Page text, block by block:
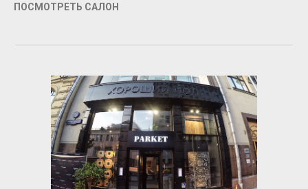
ПОСМОТРЕТЬ САЛОН